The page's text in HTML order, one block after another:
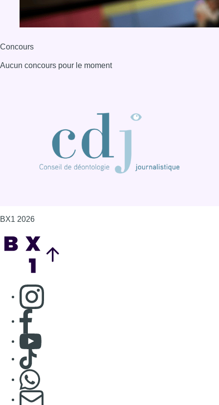
Concours
Aucun concours pour le moment
BX1 2026
Consulter page Instagram
Consulter page Facebook
Consulter Youtube
Consulter TikTok
S'abonner à notre newsletter